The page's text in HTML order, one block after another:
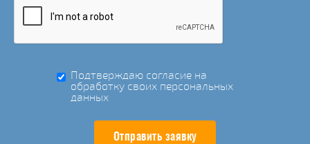
Подтверждаю согласие на
обработку своих персональных
данных
Отправить заявку